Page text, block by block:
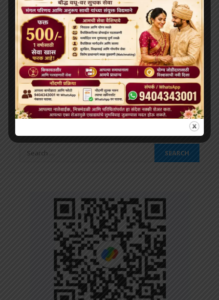
देश
तिब्बती बौद्ध भिक्षु की हत्या के आरोप में तीन गिरफ्तार
May 5, 2026
Search